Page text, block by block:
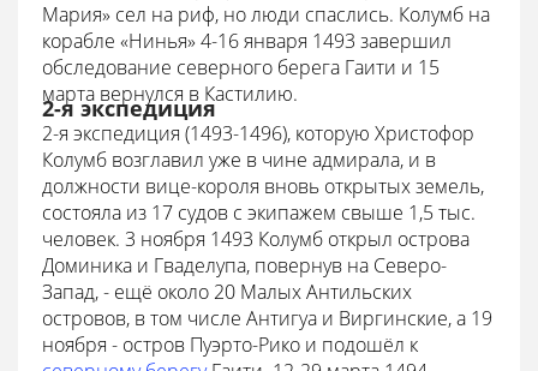
Мария» сел на риф, но люди спаслись. Колумб на
корабле «Нинья» 4-16 января 1493 завершил
обследование северного берега Гаити и 15
марта вернулся в Кастилию.
2-я экспедиция
2-я экспедиция (1493-1496), которую Христофор
Колумб возглавил уже в чине адмирала, и в
должности вице-короля вновь открытых земель,
состояла из 17 судов с экипажем свыше 1,5 тыс.
человек. 3 ноября 1493 Колумб открыл острова
Доминика и Гваделупа, повернув на Северо-
Запад, - ещё около 20 Малых Антильских
островов, в том числе Антигуа и Виргинские, а 19
ноября - остров Пуэрто-Рико и подошёл к